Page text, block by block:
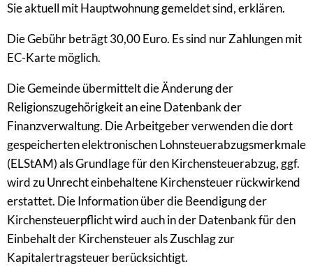
Sie aktuell mit Hauptwohnung gemeldet sind, erklären.
Die Gebühr beträgt 30,00 Euro. Es sind nur Zahlungen mit
EC-Karte möglich.
Die Gemeinde übermittelt die Änderung der
Religionszugehörigkeit an eine Datenbank der
Finanzverwaltung. Die Arbeitgeber verwenden die dort
gespeicherten elektronischen Lohnsteuerabzugsmerkmale
(ELStAM) als Grundlage für den Kirchensteuerabzug, ggf.
wird zu Unrecht einbehaltene Kirchensteuer rückwirkend
erstattet. Die Information über die Beendigung der
Kirchensteuerpflicht wird auch in der Datenbank für den
Einbehalt der Kirchensteuer als Zuschlag zur
Kapitalertragsteuer berücksichtigt.